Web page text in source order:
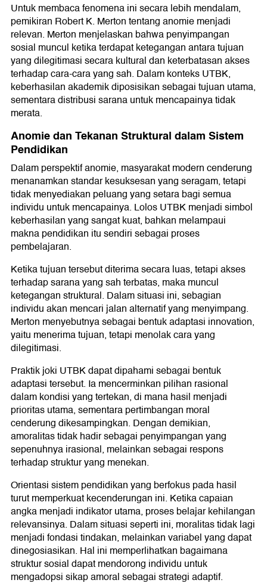
Untuk membaca fenomena ini secara lebih mendalam,
pemikiran Robert K. Merton tentang anomie menjadi
relevan. Merton menjelaskan bahwa penyimpangan
sosial muncul ketika terdapat ketegangan antara tujuan
yang dilegitimasi secara kultural dan keterbatasan akses
terhadap cara-cara yang sah. Dalam konteks UTBK,
keberhasilan akademik diposisikan sebagai tujuan utama,
sementara distribusi sarana untuk mencapainya tidak
merata.
Anomie dan Tekanan Struktural dalam Sistem
Pendidikan
Dalam perspektif anomie, masyarakat modern cenderung
menanamkan standar kesuksesan yang seragam, tetapi
tidak menyediakan peluang yang setara bagi semua
individu untuk mencapainya. Lolos UTBK menjadi simbol
keberhasilan yang sangat kuat, bahkan melampaui
makna pendidikan itu sendiri sebagai proses
pembelajaran.
Ketika tujuan tersebut diterima secara luas, tetapi akses
terhadap sarana yang sah terbatas, maka muncul
ketegangan struktural. Dalam situasi ini, sebagian
individu akan mencari jalan alternatif yang menyimpang.
Merton menyebutnya sebagai bentuk adaptasi innovation,
yaitu menerima tujuan, tetapi menolak cara yang
dilegitimasi.
Praktik joki UTBK dapat dipahami sebagai bentuk
adaptasi tersebut. Ia mencerminkan pilihan rasional
dalam kondisi yang tertekan, di mana hasil menjadi
prioritas utama, sementara pertimbangan moral
cenderung dikesampingkan. Dengan demikian,
amoralitas tidak hadir sebagai penyimpangan yang
sepenuhnya irasional, melainkan sebagai respons
terhadap struktur yang menekan.
Orientasi sistem pendidikan yang berfokus pada hasil
turut memperkuat kecenderungan ini. Ketika capaian
angka menjadi indikator utama, proses belajar kehilangan
relevansinya. Dalam situasi seperti ini, moralitas tidak lagi
menjadi fondasi tindakan, melainkan variabel yang dapat
dinegosiasikan. Hal ini memperlihatkan bagaimana
struktur sosial dapat mendorong individu untuk
mengadopsi sikap amoral sebagai strategi adaptif.